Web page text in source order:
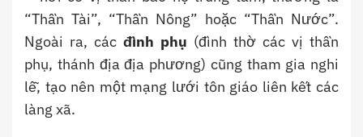
“Thần Tài”, “Thần Nông” hoặc “Thần Nước”.
Ngoài ra, các đình phụ (đình thờ các vị thần
phụ, thánh địa địa phương) cũng tham gia nghi
lễ, tạo nên một mạng lưới tôn giáo liên kết các
làng xã.